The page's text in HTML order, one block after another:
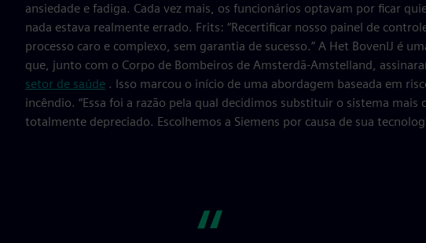
ansiedade e fadiga. Cada vez mais, os funcionários optavam por ficar
nada estava realmente errado. Frits: “Recertificar nosso painel de
processo caro e complexo, sem garantia de sucesso.” A Het BovenIJ é
que, junto com o Corpo de Bombeiros de Amsterdã-Amstelland,
setor de saúde . Isso marcou o início de uma abordagem baseada em
incêndio. “Essa foi a razão pela qual decidimos substituir o sistema
totalmente depreciado. Escolhemos a Siemens por causa de sua